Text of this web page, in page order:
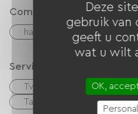
Comfort
haard
Services
Tv kamer
Huisdieren
Table d'hôtes
Deze
gebruik van
geeft u
wat u wilt
OK,